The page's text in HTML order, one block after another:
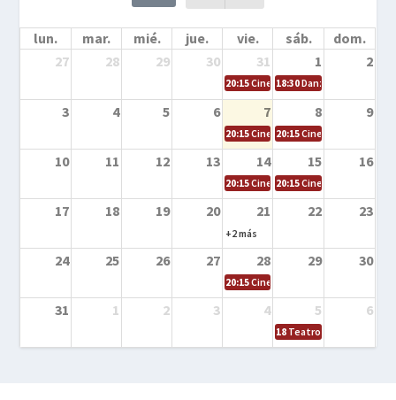
lun. mar. mié. jue. vie. sáb.
dom.
27
28 29 30 31 1 2
20:15Cine en la calle – Cómo
18:30Danza – Cita en el
3 4 5 6 7 8 9
20:15Cine en la calle – El niño y la
20:15Cine en la calle –
10 11 12 13 14 15 16
20:15Cine en la calle – Tortugas
20:15Cine en la calle –
17 18 19 20 21 22 23
+2 más
24 25 26 27 28 29 30
20:15Cine en el calle – Tintín y el
31 1 2 3 4 5 6
18 Teatro – Tres